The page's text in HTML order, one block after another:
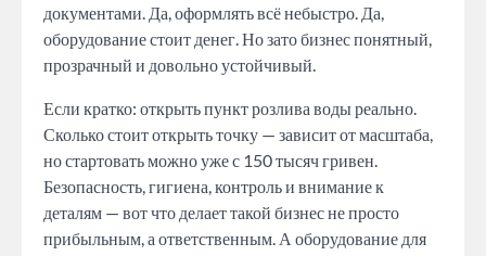
документами. Да, оформлять всё небыстро. Да,
оборудование стоит денег. Но зато бизнес понятный,
прозрачный и довольно устойчивый.
Если кратко: открыть пункт розлива воды реально.
Сколько стоит открыть точку — зависит от масштаба,
но стартовать можно уже с 150 тысяч гривен.
Безопасность, гигиена, контроль и внимание к
деталям — вот что делает такой бизнес не просто
прибыльным, а ответственным. А оборудование для